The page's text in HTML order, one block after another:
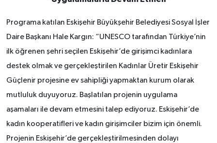
Programa katılan Eskişehir Büyükşehir Belediyesi Sosyal İşler
Daire Başkanı Hale Kargın: “UNESCO tarafından Türkiye’nin
ilk öğrenen şehri seçilen Eskişehir’de girişimci kadınlara
destek olmak ve gerçekleştirilen Kadınlar Üretir Eskişehir
Güçlenir projesine ev sahipliği yapmaktan kurum olarak
mutluluk duyuyoruz. Başlatılan projenin uygulama
aşamaları ile devam etmesini talep ediyoruz. Eskişehir’de
kadın kooperatifleri ve kadın girişimciler bizim için önemli.
Projenin Eskişehir’de gerçekleştirilmesinden dolayı